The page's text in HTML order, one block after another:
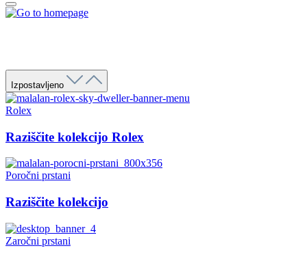
Izpostavljeno
Rolex
Raziščite kolekcijo Rolex
Poročni prstani
Raziščite kolekcijo
Zaročni prstani